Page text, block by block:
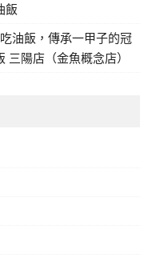
飯
油飯，傳承一甲子的冠
陽店（金魚概念店）